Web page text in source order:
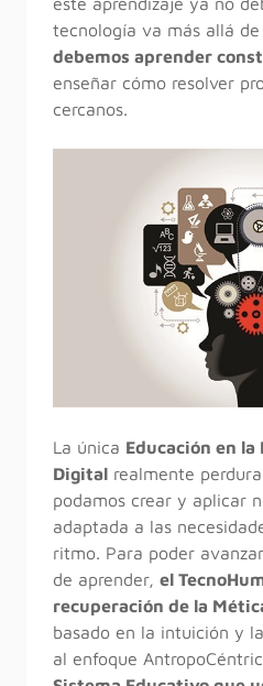
tecnología va más allá de
debemos aprender
enseñar cómo resolver
cercanos.
La única Educación en la
Digital realmente
podamos crear y aplicar
adaptada a las
ritmo. Para poder
de aprender, el
recuperación de la
basado en la intuición y
al enfoque